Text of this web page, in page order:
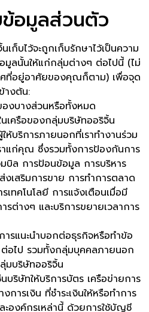
ข้อมูลส่วนตัว
บไว้จะถูกเก็บรักษาไว้เป็นความ
ลนั้นให้แก่กลุ่มต่างๆ ต่อไปนี้ (ไม่
ศที่อยู่อาศัยของคุณก็ตาม) เพื่อจุด
างต้น:
องบางส่วนหรือทั้งหมด
เครือของกลุ่มบริษัทออริจิ้น
ห้บริการภายนอกที่เราทำงานร่วม
าแก่คุณ ซึ่งรวมทั้งการป้องกันการ
บิล การป้อนข้อมูล การบริหาร
เสริมการขาย การทำการตลาด
เทคโนโลยี การแจ้งเตือนเมื่อมี
ต่างๆ และบริการขยายเวลาการ
รแนะนำบอกต่อธุรกิจหรือทำข้อ
อไป รวมทั้งกลุ่มบุคคลภายนอก
มบริษัทออริจิ้น
บริษัทให้บริการบัตร เครือข่ายการ
การเงิน ที่ชำระเงินให้หรือทำการ
ะองค์กรเหล่านี้ ด้วยการใช้บัญชี